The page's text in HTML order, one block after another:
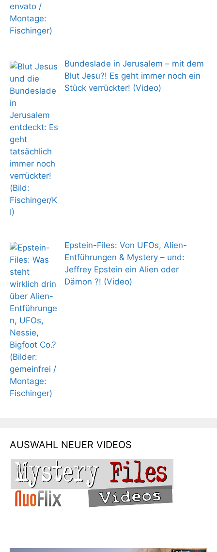
Bundeslade in Jerusalem – mit dem
Blut Jesu?! Es geht immer noch ein
Stück verrückter! (Video)
Epstein-Files: Von UFOs, Alien-
Entführungen & Mystery – und:
Jeffrey Epstein ein Alien oder
Dämon ?! (Video)
AUSWAHL NEUER VIDEOS